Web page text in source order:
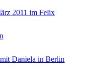
2011 im Felix
Daniela in Berlin